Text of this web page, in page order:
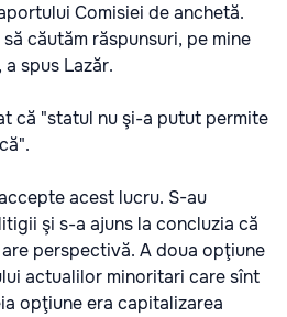
Comisiei de anchetă.
căutăm răspunsuri, pe mine
spus Lazăr.
că "statul nu şi-a putut permite
acest lucru. S-au
şi s-a ajuns la concluzia că
perspectivă. A doua opţiune
actualilor minoritari care sînt
opţiune era capitalizarea